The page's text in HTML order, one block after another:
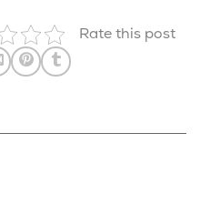
Rate this post